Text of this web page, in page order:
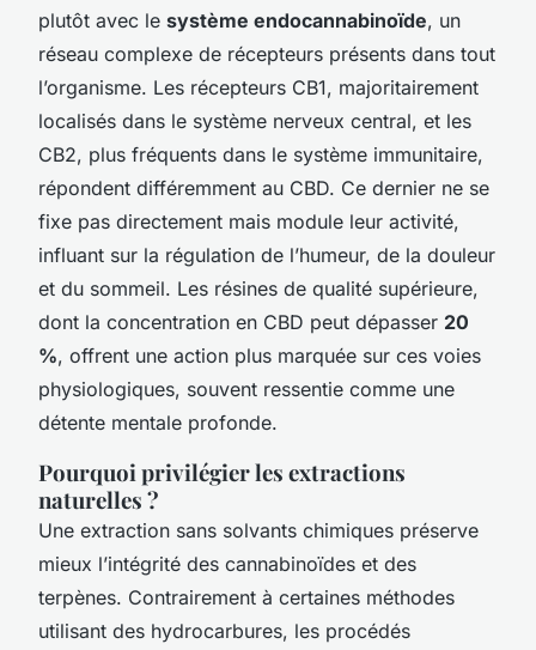
plutôt avec le système endocannabinoïde, un
réseau complexe de récepteurs présents dans tout
l’organisme. Les récepteurs CB1, majoritairement
localisés dans le système nerveux central, et les
CB2, plus fréquents dans le système immunitaire,
répondent différemment au CBD. Ce dernier ne se
fixe pas directement mais module leur activité,
influant sur la régulation de l’humeur, de la douleur
et du sommeil. Les résines de qualité supérieure,
dont la concentration en CBD peut dépasser 20
%, offrent une action plus marquée sur ces voies
physiologiques, souvent ressentie comme une
détente mentale profonde.
Pourquoi privilégier les extractions
naturelles ?
Une extraction sans solvants chimiques préserve
mieux l’intégrité des cannabinoïdes et des
terpènes. Contrairement à certaines méthodes
utilisant des hydrocarbures, les procédés